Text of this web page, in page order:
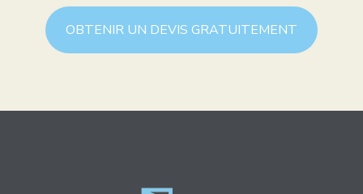
OBTENIR UN DEVIS GRATUITEMENT